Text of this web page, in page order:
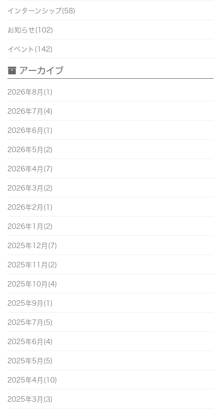
インターンシップ(58)
お知らせ(102)
イベント(142)
アーカイブ
2026年8月(1)
2026年7月(4)
2026年6月(1)
2026年5月(2)
2026年4月(7)
2026年3月(2)
2026年2月(1)
2026年1月(2)
2025年12月(7)
2025年11月(2)
2025年10月(4)
2025年9月(1)
2025年7月(5)
2025年6月(4)
2025年5月(5)
2025年4月(10)
2025年3月(3)